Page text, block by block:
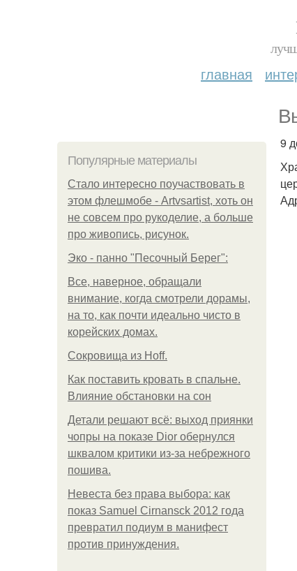
главная
Популярные материалы
Стало интересно поучаствовать в
этом флешмобе - Artvsartist, хоть он
не совсем про рукоделие, а больше
про живопись, рисунок.
Эко - панно "Песочный Берег":
Все, наверное, обращали
внимание, когда смотрели дорамы,
на то, как почти идеально чисто в
корейских домах.
Сокровища из Hoff.
Как поставить кровать в спальне.
Влияние обстановки на сон
Детали решают всё: выход приянки
чопры на показе Dior обернулся
шквалом критики из-за небрежного
пошива.
Невеста без права выбора: как
показ Samuel Cirnansck 2012 года
превратил подиум в манифест
против принуждения.
9